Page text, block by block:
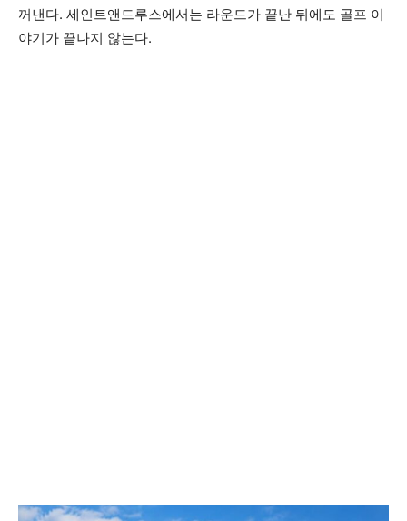
꺼낸다. 세인트앤드루스에서는 라운드가 끝난 뒤에도 골프 이
야기가 끝나지 않는다.